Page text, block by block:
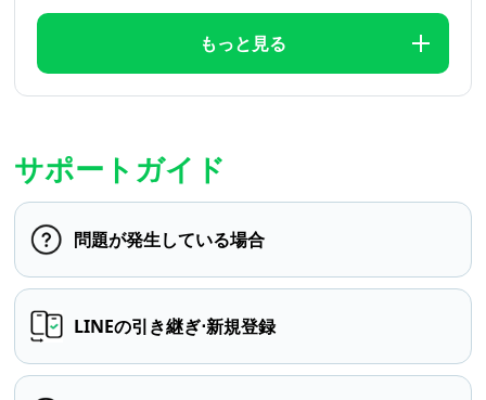
もっと見る
サポートガイド
問題が発生している場合
LINEの引き継ぎ⋅新規登録